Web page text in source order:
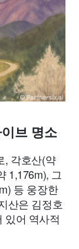
경제 마케팅
브 명소
, 각호산(약
1,176m), 그
등 웅장한
산은 김정호
있어 역사적